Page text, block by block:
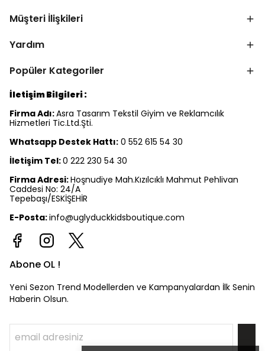
Müşteri İlişkileri
Yardım
Popüler Kategoriler
İletişim Bilgileri :
Firma Adı:Asra Tasarım Tekstil Giyim ve Reklamcılık
Hizmetleri Tic.Ltd.Şti.
Whatsapp Destek Hattı: 0 552 615 54 30
İletişim Tel:0 222 230 54 30
Firma Adresi:Hoşnudiye Mah.Kızılcıklı Mahmut Pehlivan
Caddesi No: 24/A
Tepebaşı/ESKİŞEHİR
E-Posta:info@uglyduckkidsboutique.com
Abone OL !
Yeni Sezon Trend Modellerden ve Kampanyalardan İlk Senin
Haberin Olsun.